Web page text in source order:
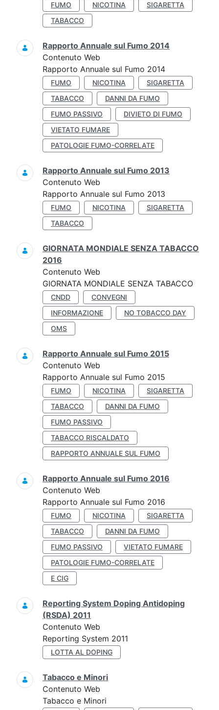
FUMO NICOTINA
SIGARETTA
TABACCO
Rapporto Annuale sul Fumo 2014
Contenuto Web
Rapporto Annuale sul Fumo 2014
FUMO NICOTINA
SIGARETTA
TABACCO
DANNI DA FUMO
FUMO PASSIVO
DIVIETO DI FUMO
VIETATO FUMARE
PATOLOGIE FUMO-CORRELATE
Rapporto Annuale sul Fumo 2013
Contenuto Web
Rapporto Annuale sul Fumo 2013
FUMO NICOTINA
SIGARETTA
TABACCO
GIORNATA MONDIALE SENZA TABACCO
2016
Contenuto Web
GIORNATA MONDIALE SENZA TABACCO
CNDD
CONVEGNI
INFORMAZIONE
NO TOBACCO DAY
OMS
Rapporto Annuale sul Fumo 2015
Contenuto Web
Rapporto Annuale sul Fumo 2015
FUMO NICOTINA
SIGARETTA
TABACCO
DANNI DA FUMO
FUMO PASSIVO
TABACCO RISCALDATO
RAPPORTO ANNUALE SUL FUMO
Rapporto Annuale sul Fumo 2016
Contenuto Web
Rapporto Annuale sul Fumo 2016
FUMO NICOTINA
SIGARETTA
TABACCO
DANNI DA FUMO
FUMO PASSIVO
VIETATO FUMARE
PATOLOGIE FUMO-CORRELATE
E CIG
Reporting System Doping Antidoping
(RSDA) 2011
Contenuto Web
Reporting System 2011
LOTTA AL DOPING
Tabacco e Minori
Contenuto Web
Tabacco e Minori